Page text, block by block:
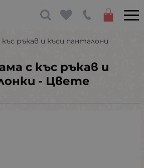
ръкав и къси панталони
с къс ръкав и
- Цвете